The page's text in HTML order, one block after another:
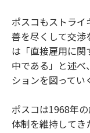
ポスコもストラ
善を尽くして交渉
は「直接雇用に
中である」と述
ションを図ってい
ポスコは1968年
体制を維持して